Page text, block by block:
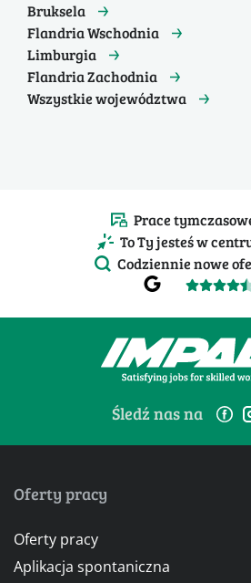
Bruksela
Flandria Wschodnia
Limburgia
Flandria Zachodnia
Wszystkie województwa
Prace
To Ty jesteś w
Codziennie nowe
Śledź nas na
Oferty pracy
Oferty pracy
Aplikacja spontaniczna